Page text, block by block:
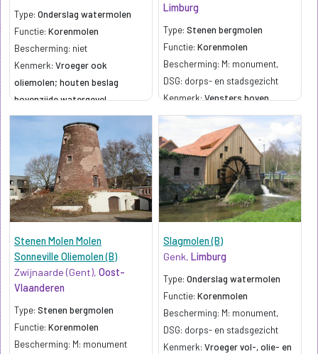
Type: Onderslag watermolen
Functie: Korenmolen
Bescherming: niet
Kenmerk: Vroeger ook
oliemolen; houten beslag
bovenzijde watergevel
Limburg
Type:Stenen bergmolen
Functie:Korenmolen
Bescherming: M: monument,
DSG: dorps- en stadsgezicht
Kenmerk:Vensters boven
elkaar, romp aan een helft
bepleisterd; gietijzeren askop
fabr. Sabbe-Maselis (Roeselare)
Stenen Molen Molen
Sonneville Oliemolen (B)
Zwijnaarde (Gent), Oost-
Vlaanderen
Type: Stenen bergmolen
Functie: Korenmolen
Bescherming: M: monument
Slagmolen (B)
Genk,Limburg
Type:Onderslag watermolen
Functie:Korenmolen
Bescherming: M: monument,
DSG: dorps- en stadsgezicht
Kenmerk:Vroeger vol-, olie- en